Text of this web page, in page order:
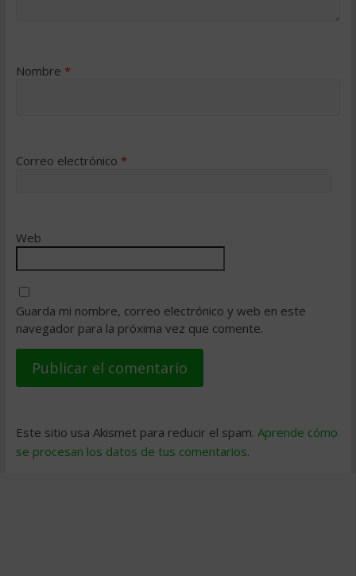
Nombre *
Correo electrónico *
Web
Guarda mi nombre, correo electrónico y web en este
navegador para la próxima vez que comente.
Este sitio usa Akismet para reducir el spam. Aprende cómo
se procesan los datos de tus comentarios.